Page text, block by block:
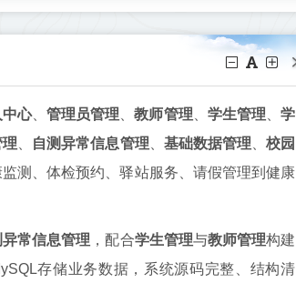
心、 管理员管理 、教师管理 学生管理 、学
自测异常信息管理 基础数据管理 、校园
测、体检预约、驿站服务、请假管理到健康
常信息管理 ，配合学生管理与教师管理构建
存储业务数据，系统源码完整、结构清